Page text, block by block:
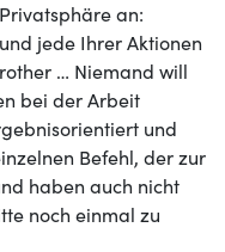
an:
jede Ihrer Aktionen
… Niemand will
bei der Arbeit
und
Befehl, der zur
haben auch nicht
noch einmal zu